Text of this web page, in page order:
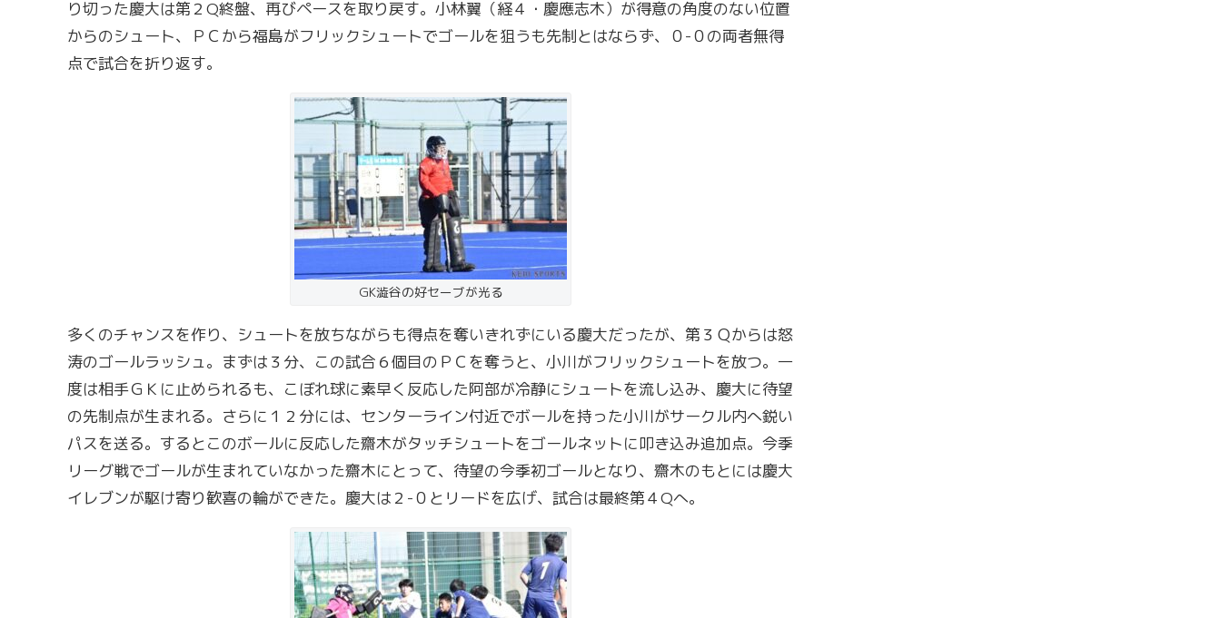
り切った慶大は第２Q終盤、再びペースを取り戻す。小林翼（経４・慶應志木）が得意の角度のない位置
からのシュート、ＰＣから福島がフリックシュートでゴールを狙うも先制とはならず、０-０の両者無得
点で試合を折り返す。
GK澁谷の好セーブが光る
多くのチャンスを作り、シュートを放ちながらも得点を奪いきれずにいる慶大だったが、第３Ｑからは怒
涛のゴールラッシュ。まずは３分、この試合６個目のＰＣを奪うと、小川がフリックシュートを放つ。一
度は相手ＧＫに止められるも、こぼれ球に素早く反応した阿部が冷静にシュートを流し込み、慶大に待望
の先制点が生まれる。さらに１２分には、センターライン付近でボールを持った小川がサークル内へ鋭い
パスを送る。するとこのボールに反応した齋木がタッチシュートをゴールネットに叩き込み追加点。今季
リーグ戦でゴールが生まれていなかった齋木にとって、待望の今季初ゴールとなり、齋木のもとには慶大
イレブンが駆け寄り歓喜の輪ができた。慶大は２-０とリードを広げ、試合は最終第４Qへ。